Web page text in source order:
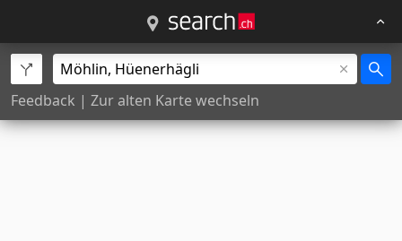
Feedback | Zur alten Karte wechseln